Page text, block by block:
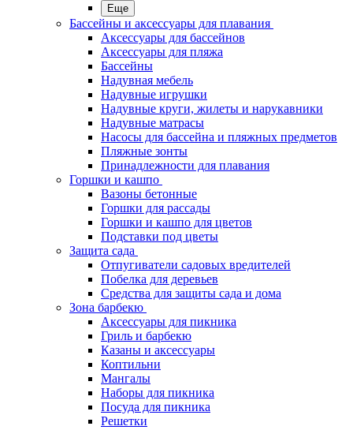
Еще
Бассейны и аксессуары для плавания
Аксессуары для бассейнов
Аксессуары для пляжа
Бассейны
Надувная мебель
Надувные игрушки
Надувные круги, жилеты и нарукавники
Надувные матрасы
Насосы для бассейна и пляжных предметов
Пляжные зонты
Принадлежности для плавания
Горшки и кашпо
Вазоны бетонные
Горшки для рассады
Горшки и кашпо для цветов
Подставки под цветы
Защита сада
Отпугиватели садовых вредителей
Побелка для деревьев
Средства для защиты сада и дома
Зона барбекю
Аксессуары для пикника
Гриль и барбекю
Казаны и аксессуары
Коптильни
Мангалы
Наборы для пикника
Посуда для пикника
Решетки